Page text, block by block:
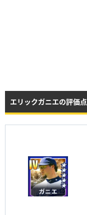
エリックガニエの評価点